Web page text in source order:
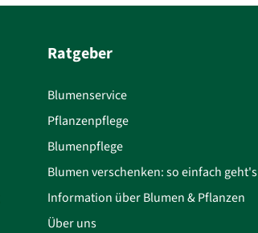
Ratgeber
Blumenservice
Pflanzenpflege
Blumenpflege
Blumen verschenken: so einfach geht's
Information über Blumen & Pflanzen
Über uns